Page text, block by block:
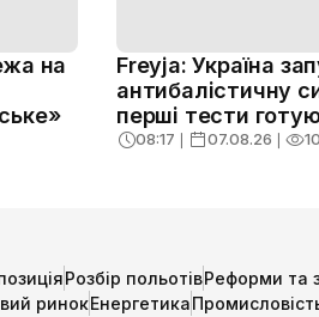
на
Freyja: Україна
антибалістичну
перші тести
08:17 ❘ 07.08.26 ❘
Розбір польотівРеформи та
ринокЕнергетика